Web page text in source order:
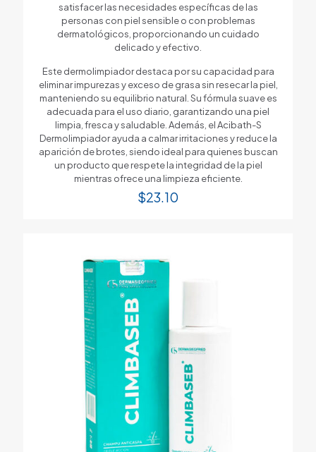
satisfacer las necesidades específicas de las
personas con piel sensible o con problemas
dermatológicos, proporcionando un cuidado
delicado y efectivo.
Este dermolimpiador destaca por su capacidad para
eliminar impurezas y exceso de grasa sin resecar la piel,
manteniendo su equilibrio natural. Su fórmula suave es
adecuada para el uso diario, garantizando una piel
limpia, fresca y saludable. Además, el Acibath-S
Dermolimpiador ayuda a calmar irritaciones y reduce la
aparición de brotes, siendo ideal para quienes buscan
un producto que respete la integridad de la piel
mientras ofrece una limpieza eficiente.
$23.10